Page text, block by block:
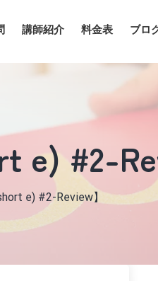
講師紹介 料金表 ブロ
#2-
e) #2-Review】